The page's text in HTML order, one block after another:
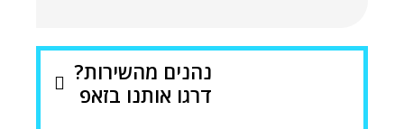
נהנים מהשירות?
דרגו אותנו בזאפ